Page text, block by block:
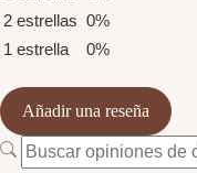
2 estrellas 0%
1 estrella
0%
Añadir una reseña